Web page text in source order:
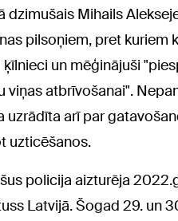
dzimušais Mihails
pilsoņiem, pret kuriem
un mēģinājuši
viņas atbrīvošanai".
uzrādīta arī par
uzticēšanos.
policija aizturēja
Latvijā. Šogad 29. un